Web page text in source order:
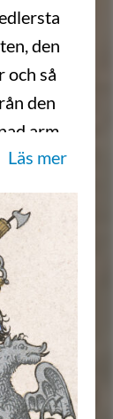
den
och så
den
arm,
vänd
ett till
silfver,
hjertat
sees
en röd
Läs mer